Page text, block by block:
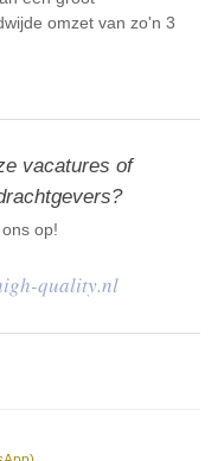
omzet van zo'n 3
vacatures of
op!
quality.nl